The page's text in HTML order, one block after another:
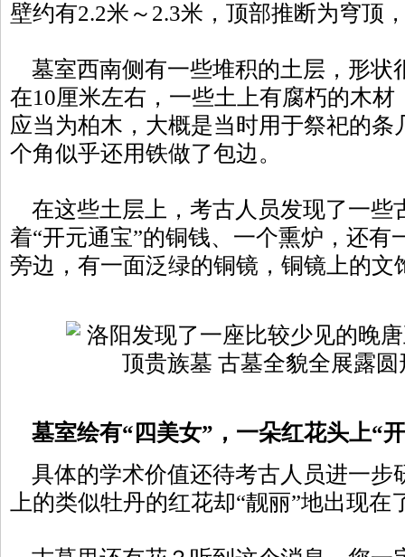
壁约有2.2米～2.3米，顶部推断为穹顶
墓室西南侧有一些堆积的土层，形状
在10厘米左右，一些土上有腐朽的木
应当为柏木，大概是当时用于祭祀的
个角似乎还用铁做了包边。
在这些土层上，考古人员发现了一些
着“开元通宝”的铜钱、一个熏炉，还有
旁边，有一面泛绿的铜镜，铜镜上的文
墓室绘有“四美女”，一朵红花头上“
具体的学术价值还待考古人员进一步
上的类似牡丹的红花却“靓丽”地出现在